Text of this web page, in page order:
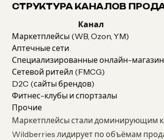
СТРУКТУРА КАНАЛОВ
Канал
Маркетплейсы (WB, Ozon, YM)
Аптечные сети
Специализированные онлайн-
Сетевой ритейл (FMCG)
D2C (сайты брендов)
Фитнес-клубы и спортзалы
Прочие
Маркетплейсы стали доминирующим
Wildberries лидирует по объёмам